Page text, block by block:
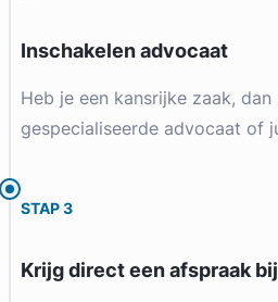
Inschakelen advocaat
Heb je een kansrijke zaak,
gespecialiseerde advocaat of
STAP 3
Krijg direct een afspraak